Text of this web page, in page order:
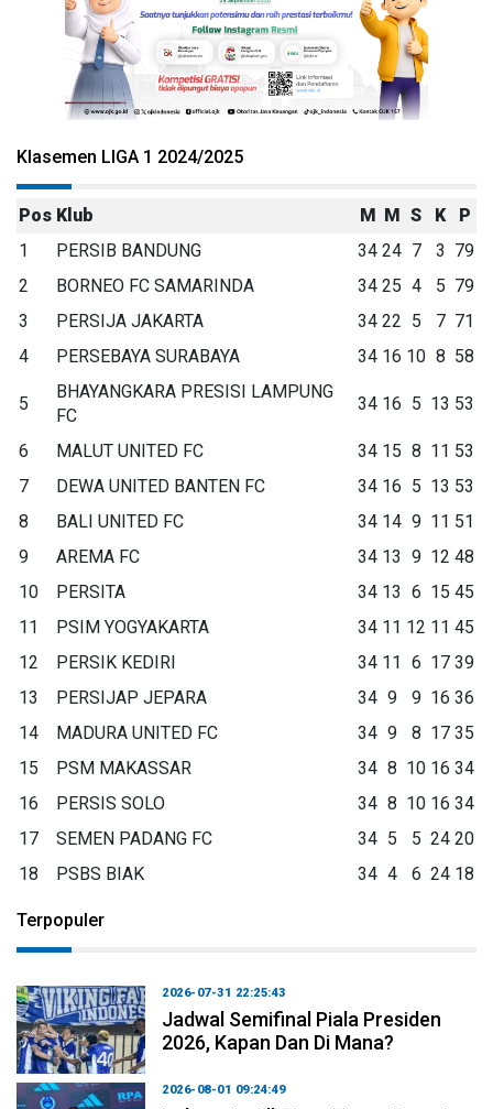
Klasemen LIGA 1 2024/2025
Pos Klub M M S K
P
1
PERSIB BANDUNG 34 24 7 3 79
2
BORNEO FC SAMARINDA 34 25 4 5 79
3
PERSIJA JAKARTA 34 22 5 7 71
4
PERSEBAYA SURABAYA 34 16 10 8 58
5
BHAYANGKARA PRESISI LAMPUNG
FC
34 16 5 13 53
6 MALUT UNITED FC 34 15 8 11 53
7
DEWA UNITED BANTEN FC 34 16 5 13 53
8
BALI UNITED FC 34 14 9 11 51
9
AREMA FC 34 13 9 12 48
10
PERSITA 34 13 6 15 45
11
PSIM YOGYAKARTA 34 11 12 11 45
12
PERSIK KEDIRI 34 11 6 17 39
13
PERSIJAP JEPARA 34 9 9 16 36
14
MADURA UNITED FC 34 9 8 17 35
15
PSM MAKASSAR 34 8 10 16 34
16
PERSIS SOLO 34 8 10 16 34
17
SEMEN PADANG FC 34 5 5 24 20
18
PSBS BIAK 34 4 6 24 18
Terpopuler
2026-07-31 22:25:43
Jadwal Semifinal Piala Presiden
2026, Kapan Dan Di Mana?
2026-08-01 09:24:49